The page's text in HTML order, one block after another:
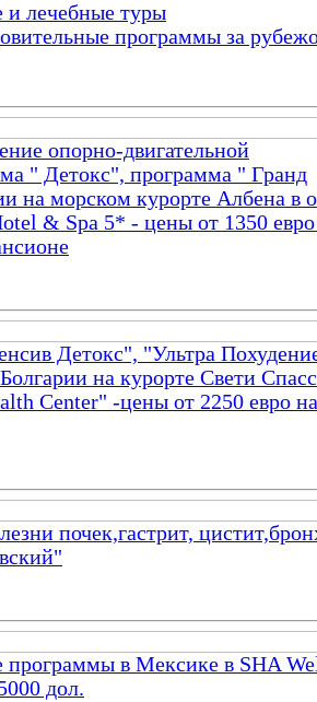
и лечебные туры
программы за
опорно-двигательной
" Детокс", программа " Гранд
на морском курорте Албена в
& Spa 5* - цены от 1350
Детокс", "Ультра
на курорте Свети
Center" -цены от 2250 евро
почек,гастрит,
программы в Мексике в SHA
дол.